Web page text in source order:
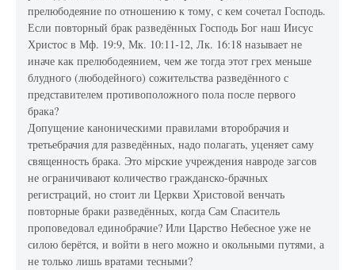
прелюбодеяние по отношению к тому, с кем сочетал Господь.
Если повторный брак разведённых Господь Бог наш Иисус
Христос в Мф. 19:9, Мк. 10:11-12, Лк. 16:18 называет не
иначе как прелюбодеянием, чем же тогда этот грех меньше
блудного (любодейного) сожительства разведённого с
представителем противоположного пола после первого
брака?
Допущение каноническими правилами второбрачия и
третьебрачия для разведённых, надо полагать, уценяет саму
священность брака. Это мiрские учреждения навроде загсов
не ограничивают количество гражданско-брачных
регистраций, но стоит ли Церкви Христовой венчать
повторные браки разведённых, когда Сам Спаситель
проповедовал единобрачие? Или Царство Небесное уже не
силою берётся, и войти в него можно и окольными путями, а
не только лишь вратами тесными?